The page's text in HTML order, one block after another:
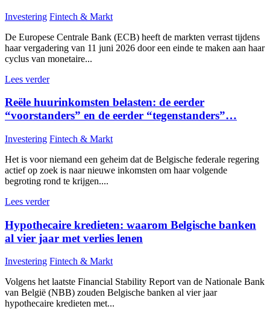
Investering Fintech & Markt
De Europese Centrale Bank (ECB) heeft de markten verrast tijdens
haar vergadering van 11 juni 2026 door een einde te maken aan haar
cyclus van monetaire...
Lees verder
Reële huurinkomsten belasten: de eerder
“voorstanders” en de eerder “tegenstanders”…
Investering Fintech & Markt
Het is voor niemand een geheim dat de Belgische federale regering
actief op zoek is naar nieuwe inkomsten om haar volgende
begroting rond te krijgen....
Lees verder
Hypothecaire kredieten: waarom Belgische banken
al vier jaar met verlies lenen
Investering Fintech & Markt
Volgens het laatste Financial Stability Report van de Nationale Bank
van België (NBB) zouden Belgische banken al vier jaar
hypothecaire kredieten met...